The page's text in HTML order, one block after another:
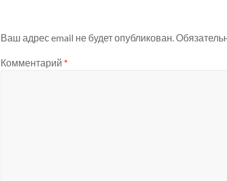
Ваш адрес email не будет опубликован.
Комментарий *